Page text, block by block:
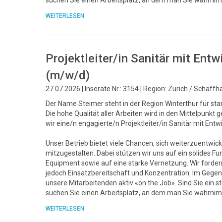
WEITERLESEN
Projektleiter/in Sanitär mit
(m/w/d)
27.07.2026 | Inserate Nr.: 3154 | Region: Zürich /
Der Name Steimer steht in der Region Winterthur für
Die hohe Qualität aller Arbeiten wird in den Mittelpunkt
wir eine/n engagierte/n Projektleiter/in Sanitär mit
Unser Betrieb bietet viele Chancen, sich
mitzugestalten. Dabei stützen wir uns auf ein solides
Equipment sowie auf eine starke Vernetzung. Wir
jedoch Einsatzbereitschaft und Konzentration. Im
unsere Mitarbeitenden aktiv «on the Job». Sind Sie ein
suchen Sie einen Arbeitsplatz, an dem man Sie
WEITERLESEN